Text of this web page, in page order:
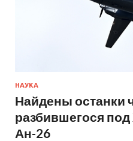
НАУКА
Найдены останки
разбившегося
Ан-26